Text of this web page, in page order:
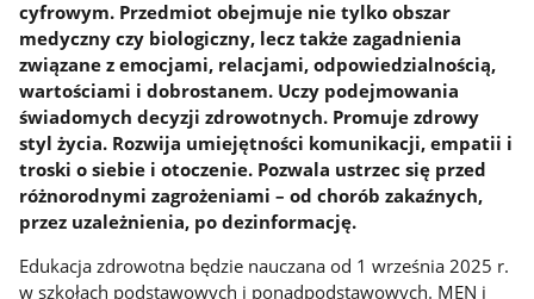
cyfrowym. Przedmiot obejmuje nie tylko obszar
medyczny czy biologiczny, lecz także zagadnienia
związane z emocjami, relacjami, odpowiedzialnością,
wartościami i dobrostanem. Uczy podejmowania
świadomych decyzji zdrowotnych. Promuje zdrowy
styl życia. Rozwija umiejętności komunikacji, empatii i
troski o siebie i otoczenie. Pozwala ustrzec się przed
różnorodnymi zagrożeniami – od chorób zakaźnych,
przez uzależnienia, po dezinformację.
Edukacja zdrowotna będzie nauczana od 1 września 2025 r.
w szkołach podstawowych i ponadpodstawowych. MEN i